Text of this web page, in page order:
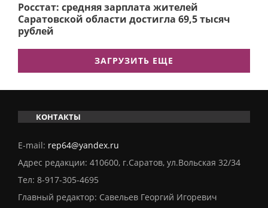
Росстат: средняя зарплата жителей
Саратовской области достигла 69,5 тысяч
рублей
ЗАГРУЗИТЬ ЕЩЕ
КОНТАКТЫ
E-mail: rep64@yandex.ru
Адрес редакции: 410600, г.Саратов, ул.Вольская 32/34
Тел: 8-917-305-4695
Главный редактор: Савельев Георгий Игоревич